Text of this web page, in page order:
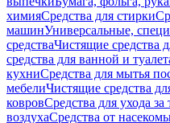
химияСредства для стирки
машинУниверсальные,
средстваЧистящие средства
средства для ванной и
кухниСредства для мытья
мебелиЧистящие средства
ковровСредства для ухода за
воздухаСредства от